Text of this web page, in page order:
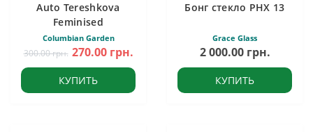
Auto Tereshkova
Feminised
Columbian Garden
300.00 грн. 270.00 грн.
КУПИТЬ
Бонг стекло PHX 13
Grace Glass
2 000.00 грн.
КУПИТЬ